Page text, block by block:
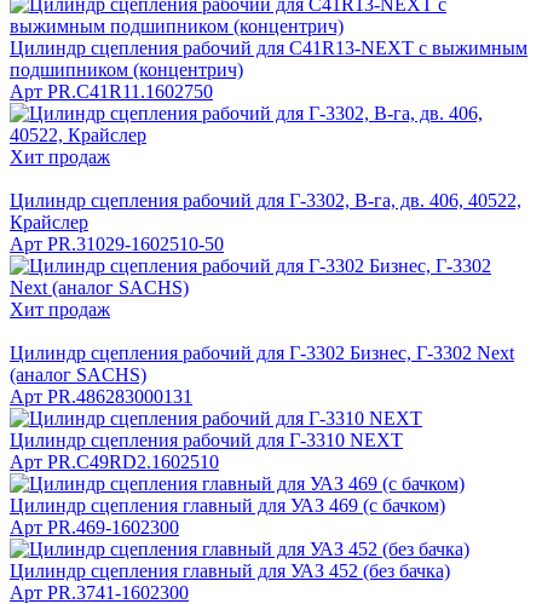
Цилиндр сцепления рабочий для C41R13-NEXT c выжимным
подшипником (концентрич)
Арт PR.C41R11.1602750
Хит продаж
Цилиндр сцепления рабочий для Г-3302, В-га, дв. 406, 40522,
Крайслер
Арт PR.31029-1602510-50
Хит продаж
Цилиндр сцепления рабочий для Г-3302 Бизнес, Г-3302 Next
(аналог SACHS)
Арт PR.486283000131
Цилиндр сцепления рабочий для Г-3310 NEXT
Арт PR.C49RD2.1602510
Цилиндр сцепления главный для УАЗ 469 (c бачком)
Арт PR.469-1602300
Цилиндр сцепления главный для УАЗ 452 (без бачка)
Арт PR.3741-1602300